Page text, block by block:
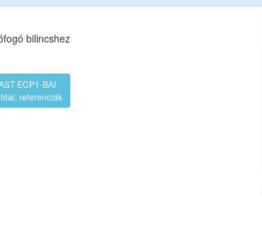
bilincshez
ECP1-BAI
referenciák